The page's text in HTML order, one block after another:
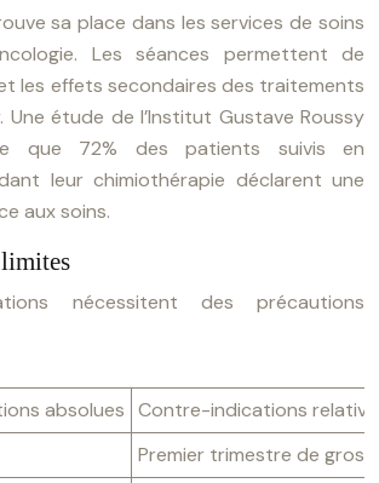
sa place dans les services de soins
Les séances permettent de
les effets secondaires des traitements
étude de l’Institut Gustave Roussy
que 72% des patients suivis en
leur chimiothérapie déclarent une
aux soins.
nécessitent des précautions
absolues Contre-indications
Premier trimestre de